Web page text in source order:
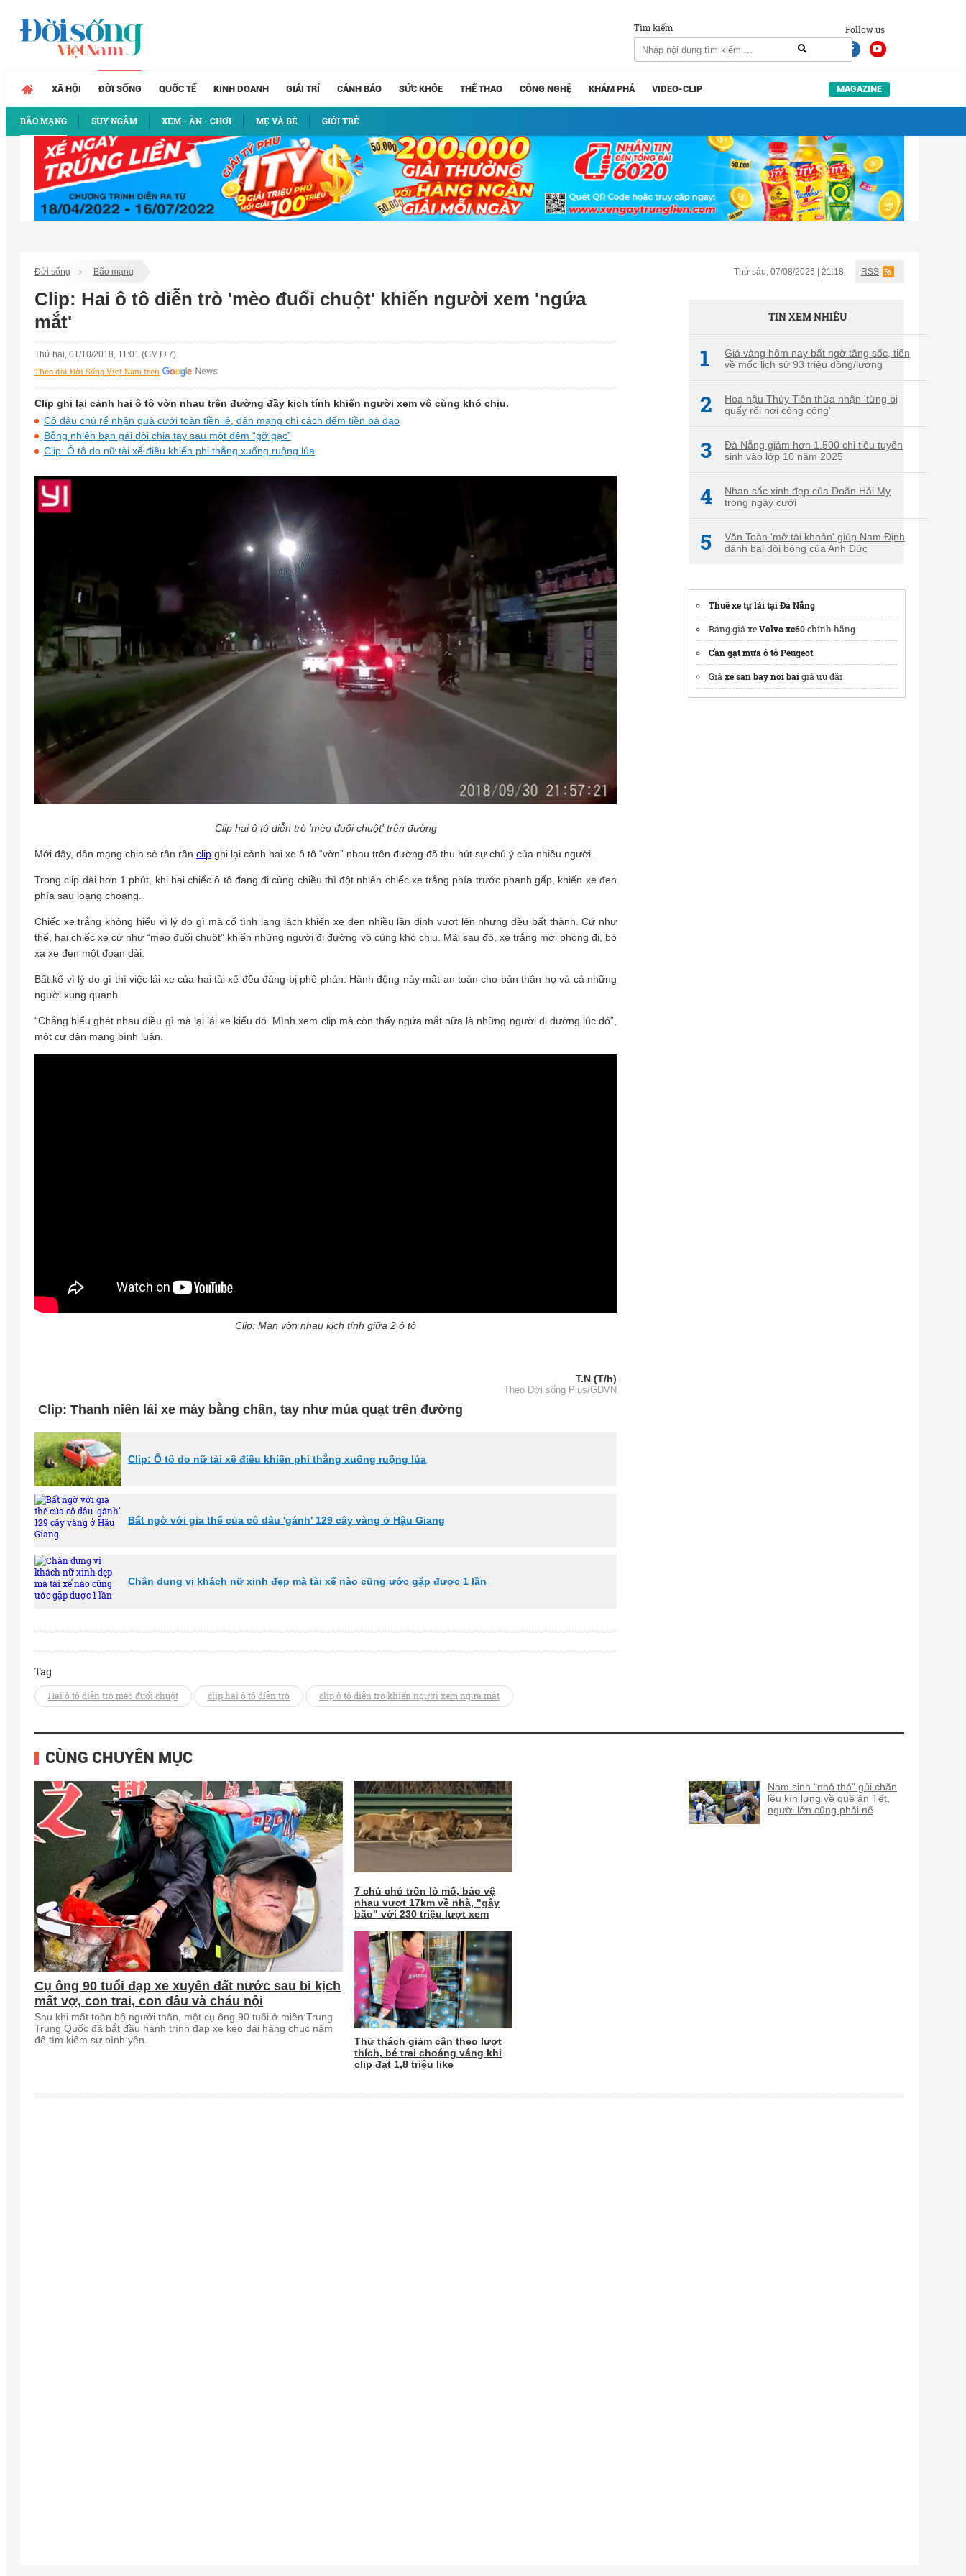
Follow us
Tìm kiếm
XÃ HỘI ĐỜI SỐNG
BÃO MẠNG SUY NGẪM XEM - ĂN - CHƠI MẸ VÀ BÉ GIỚI TRẺ
QUỐC TẾ KINH DOANH GIẢI TRÍ CẢNH BÁO SỨC KHỎE THỂ THAO CÔNG NGHỆ KHÁM PHÁ VIDEO-CLIP MAGAZINE
Đời sống Bão mạng Thứ sáu, 07/08/2026 | 21:18 RSS
Clip: Hai ô tô diễn trò 'mèo đuổi chuột' khiến người xem 'ngứa
mắt'
Thứ hai, 01/10/2018, 11:01 (GMT+7)
Theo dõi Đời Sống Việt Nam trên
Clip ghi lại cảnh hai ô tô vờn nhau trên đường đầy kịch tính khiến người xem vô cùng khó chịu.
Cô dâu chú rể nhận quà cưới toàn tiền lẻ, dân mạng chỉ cách đếm tiền bá đạo
Bỗng nhiên bạn gái đòi chia tay sau một đêm “gỡ gạc”
Clip: Ô tô do nữ tài xế điều khiến phi thẳng xuống ruộng lúa
Clip hai ô tô diễn trò 'mèo đuổi chuột' trên đường
Mới đây, dân mạng chia sẻ rần rần clip ghi lại cảnh hai xe ô tô “vờn” nhau trên đường đã thu hút sự chú ý của nhiều người.
Trong clip dài hơn 1 phút, khi hai chiếc ô tô đang đi cùng chiều thì đột nhiên chiếc xe trắng phía trước phanh gấp, khiến xe đen
phía sau loạng choạng.
Chiếc xe trắng không hiểu vì lý do gì mà cố tình lạng lách khiến xe đen nhiều lần định vượt lên nhưng đều bất thành. Cứ như
thế, hai chiếc xe cứ như “mèo đuổi chuột” khiến những người đi đường vô cùng khó chịu. Mãi sau đó, xe trắng mới phóng đi, bỏ
xa xe đen môt đoạn dài.
Bất kể vì lý do gì thì việc lái xe của hai tài xế đều đáng bị phê phán. Hành động này mất an toàn cho bản thân họ và cả những
người xung quanh.
“Chẳng hiểu ghét nhau điều gì mà lại lái xe kiểu đó. Mình xem clip mà còn thấy ngứa mắt nữa là những người đi đường lúc đó”,
một cư dân mạng bình luận.
Clip: Màn vờn nhau kịch tính giữa 2 ô tô
T.N (T/h)
Theo Đời sống Plus/GĐVN
Clip: Thanh niên lái xe máy bằng chân, tay như múa quạt trên đường
Clip: Ô tô do nữ tài xế điều khiến phi thẳng xuống ruộng lúa
Bất ngờ với gia thế của cô dâu 'gánh' 129 cây vàng ở Hậu Giang
Chân dung vị khách nữ xinh đẹp mà tài xế nào cũng ước gặp được 1 lần
Tag
Hai ô tô diễn trò mèo đuổi chuột clip hai ô tô diễn trò clip ô tô diễn trò khiến người xem ngứa mắt
TIN XEM NHIỀU
1
Giá vàng hôm nay bất ngờ tăng sốc, tiến
về mốc lịch sử 93 triệu đồng/lượng
2
Hoa hậu Thùy Tiên thừa nhận 'từng bị
quấy rối nơi công cộng'
3
Đà Nẵng giảm hơn 1.500 chỉ tiêu tuyển
sinh vào lớp 10 năm 2025
4
Nhan sắc xinh đẹp của Doãn Hải My
trong ngày cưới
5
Văn Toàn 'mở tài khoản' giúp Nam Định
đánh bại đội bóng của Anh Đức
Thuê xe tự lái tại Đà Nẵng
Bảng giá xeVolvo xc60chính hãng
Cần gạt mưa ô tô Peugeot
Giáxe san bay noi baigiá ưu đãi
CÙNG CHUYÊN MỤC
Cụ ông 90 tuổi đạp xe xuyên đất nước sau bi kịch
mất vợ, con trai, con dâu và cháu nội
Sau khi mất toàn bộ người thân, một cụ ông 90 tuổi ở miền Trung
Trung Quốc đã bắt đầu hành trình đạp xe kéo dài hàng chục năm
để tìm kiếm sự bình yên.
7 chú chó trốn lò mổ, bảo vệ
nhau vượt 17km về nhà, "gây
bão" với 230 triệu lượt xem
Thử thách giảm cân theo lượt
thích, bé trai choáng váng khi
clip đạt 1,8 triệu like
Nam sinh "nhỏ thó" gùi chăn
lều kín lưng về quê ăn Tết,
người lớn cũng phải nể